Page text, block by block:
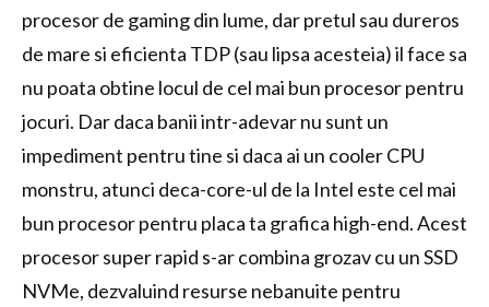
procesor de gaming din lume, dar pretul sau dureros
de mare si eficienta TDP (sau lipsa acesteia) il face sa
nu poata obtine locul de cel mai bun procesor pentru
jocuri. Dar daca banii intr-adevar nu sunt un
impediment pentru tine si daca ai un cooler CPU
monstru, atunci deca-core-ul de la Intel este cel mai
bun procesor pentru placa ta grafica high-end. Acest
procesor super rapid s-ar combina grozav cu un SSD
NVMe, dezvaluind resurse nebanuite pentru